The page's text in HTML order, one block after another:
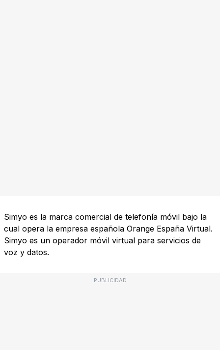
Simyo es la marca comercial de telefonía móvil bajo la
cual opera la empresa española Orange España Virtual.
Simyo es un operador móvil virtual para servicios de
voz y datos.
PUBLICIDAD